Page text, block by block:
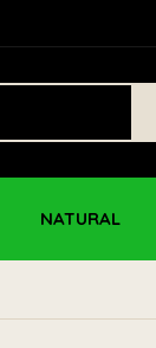
NATURAL